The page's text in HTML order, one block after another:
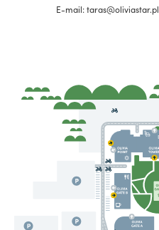
E-mail: taras@oliviastar.pl